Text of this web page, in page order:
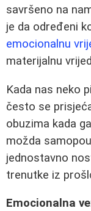
savršeno na
je da određeni
emocionalnu
materijalnu
Kada nas neko
često se
obuzima kada
možda
jednostavno
trenutke iz
Emocionalna